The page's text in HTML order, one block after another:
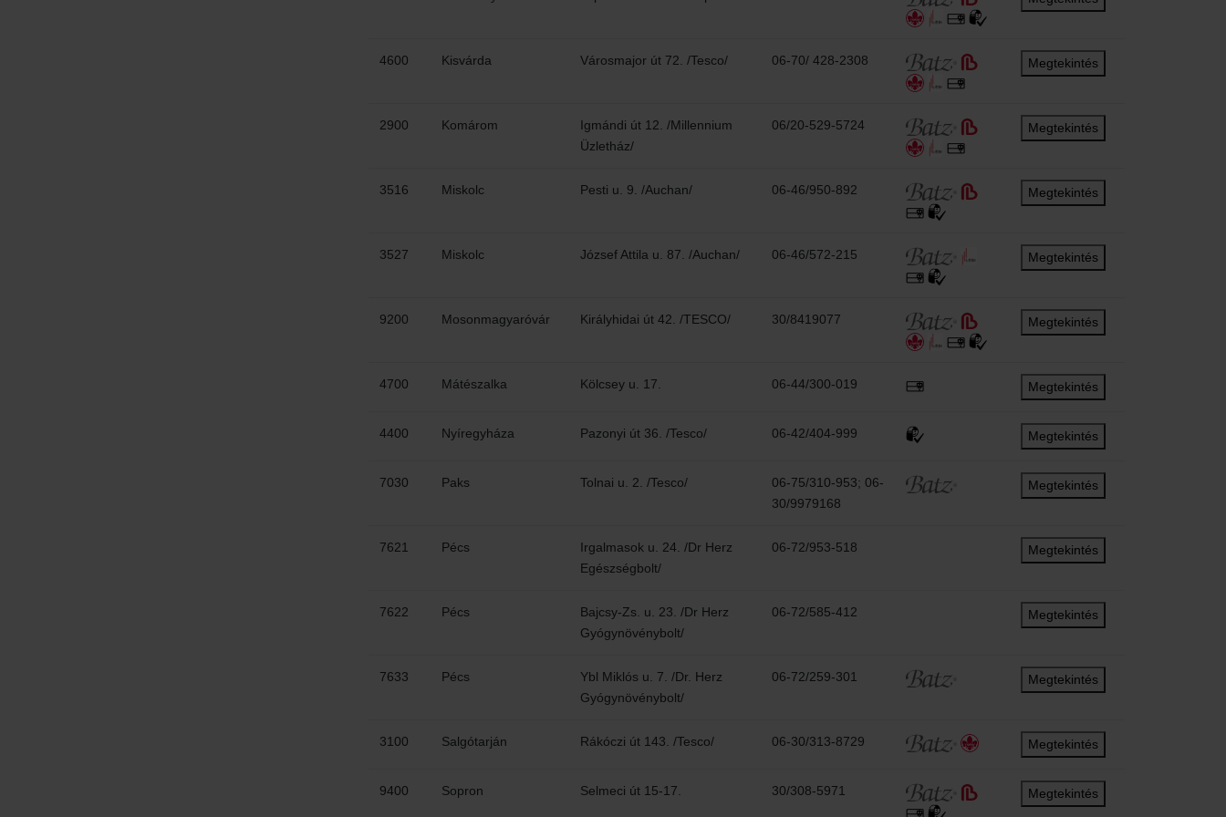
4600 Kisvárda Városmajor út 72. /Tesco/ 06-70/ 428-2308 Megtekintés
2900 Komárom
Igmándi út 12. /Millennium
Üzletház/
06/20-529-5724 Megtekintés
3516 Miskolc Pesti u. 9. /Auchan/ 06-46/950-892 Megtekintés
3527 Miskolc József Attila u. 87. /Auchan/ 06-46/572-215 Megtekintés
9200 Mosonmagyaróvár Királyhidai út 42. /TESCO/ 30/8419077 Megtekintés
4700 Mátészalka Kölcsey u. 17. 06-44/300-019 Megtekintés
4400 Nyíregyháza Pazonyi út 36. /Tesco/ 06-42/404-999 Megtekintés
7030 Paks Tolnai u. 2. /Tesco/
06-75/310-953; 06-
30/9979168
Megtekintés
7621 Pécs
Irgalmasok u. 24. /Dr Herz
Egészségbolt/
06-72/953-518 Megtekintés
7622 Pécs
Bajcsy-Zs. u. 23. /Dr Herz
Gyógynövénybolt/
06-72/585-412 Megtekintés
7633 Pécs
Ybl Miklós u. 7. /Dr. Herz
Gyógynövénybolt/
06-72/259-301 Megtekintés
3100 Salgótarján Rákóczi út 143. /Tesco/ 06-30/313-8729 Megtekintés
9400 Sopron Selmeci út 15-17. 30/308-5971 Megtekintés